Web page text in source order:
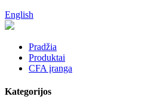
English
Pradžia
Produktai
CFA įranga
Kategorijos